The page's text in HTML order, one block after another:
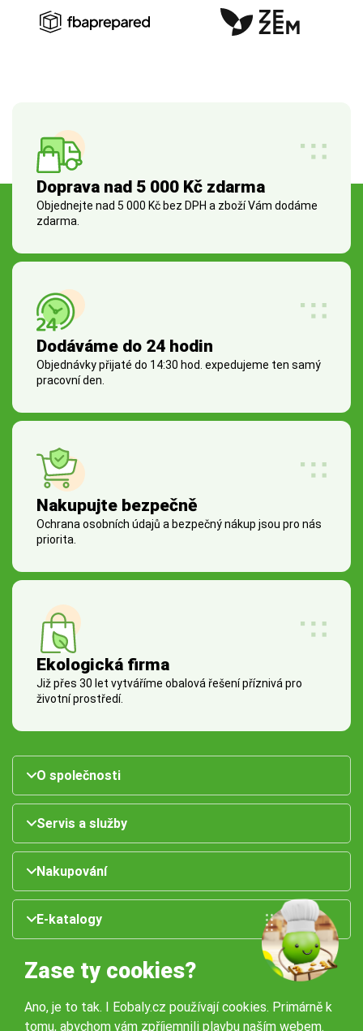
Doprava nad 5 000 Kč zdarma
Objednejte nad 5 000 Kč bez DPH a zboží Vám dodáme
zdarma.
Dodáváme do 24 hodin
Objednávky přijaté do 14:30 hod. expedujeme ten samý
pracovní den.
Nakupujte bezpečně
Ochrana osobních údajů a bezpečný nákup jsou pro nás
priorita.
Ekologická firma
Již přes 30 let vytváříme obalová řešení příznivá pro
životní prostředí.
O společnosti
Servis a služby
Nakupování
E-katalogy
Zase ty cookies?
Ano, je to tak. I Eobaly.cz používají cookies. Primárně k
tomu, abychom vám zpříjemnili plavbu naším webem.